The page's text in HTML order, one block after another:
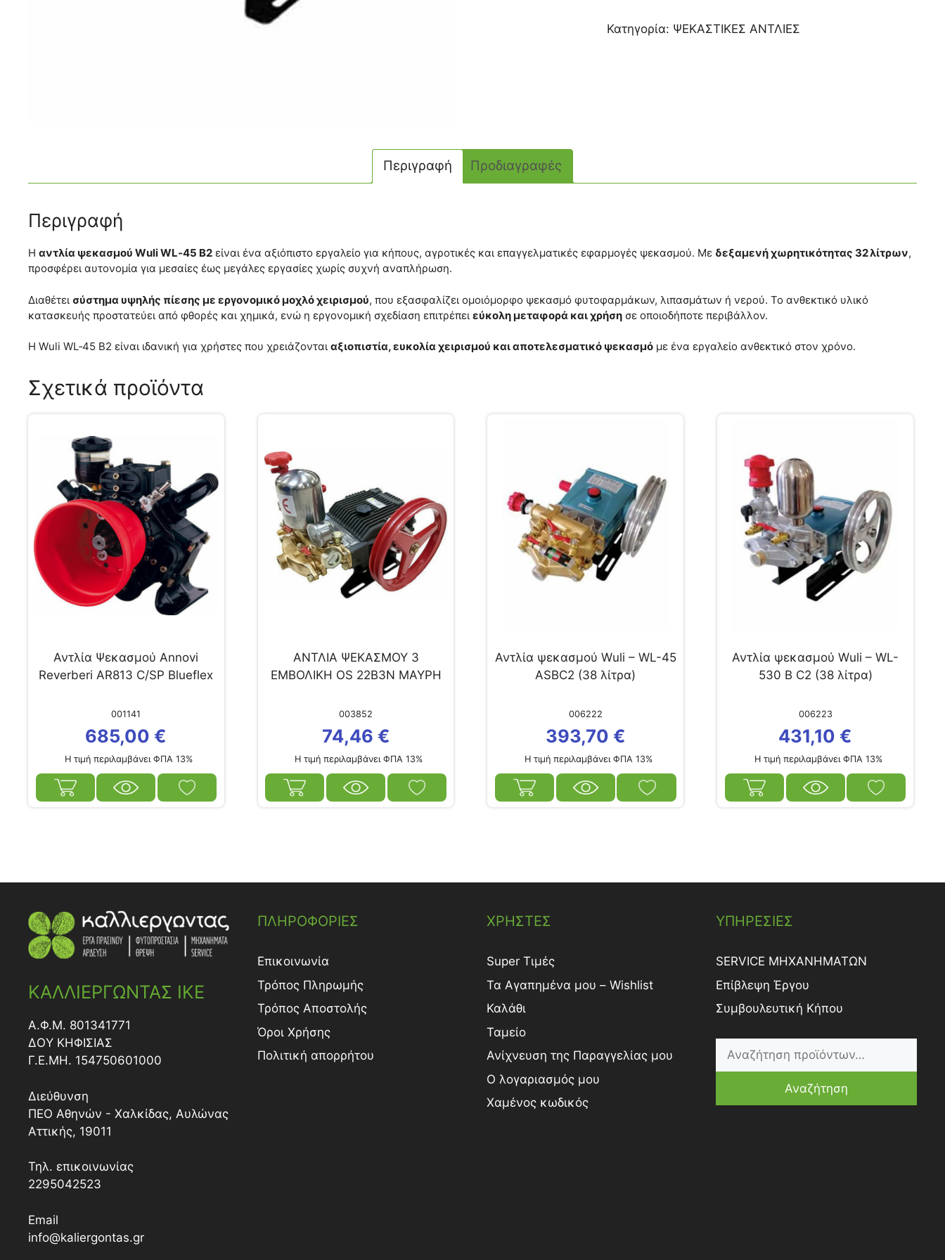
Κατηγορία: ΨΕΚΑΣΤΙΚΕΣ ΑΝΤΛΙΕΣ
Περιγραφή Προδιαγραφές
Περιγραφή
Η αντλία ψεκασμού Wuli WL‑45 B2 είναι ένα αξιόπιστο εργαλείο για κήπους, αγροτικές και επαγγελματικές εφαρμογές ψεκασμού. Με δεξαμενή χωρητικότητας 32 λίτρων,
προσφέρει αυτονομία για μεσαίες έως μεγάλες εργασίες χωρίς συχνή αναπλήρωση.
Διαθέτει σύστημα υψηλής πίεσης με εργονομικό μοχλό χειρισμού, που εξασφαλίζει ομοιόμορφο ψεκασμό φυτοφαρμάκων, λιπασμάτων ή νερού. Το ανθεκτικό υλικό
κατασκευής προστατεύει από φθορές και χημικά, ενώ η εργονομική σχεδίαση επιτρέπει εύκολη μεταφορά και χρήση σε οποιοδήποτε περιβάλλον.
Η Wuli WL‑45 B2 είναι ιδανική για χρήστες που χρειάζονται αξιοπιστία, ευκολία χειρισμού και αποτελεσματικό ψεκασμό με ένα εργαλείο ανθεκτικό στον χρόνο.
Σχετικά προϊόντα
Αντλία Ψεκασμού Annovi
Reverberi AR813 C/SP Blueflex
001141
685,00 €
Η τιμή περιλαμβάνει ΦΠΑ 13%
ΑΝΤΛΙΑ ΨΕΚΑΣΜΟΥ 3
ΕΜΒΟΛΙΚΗ OS 22B3N ΜΑΥΡΗ
003852
74,46 €
Η τιμή περιλαμβάνει ΦΠΑ 13%
Αντλία ψεκασμού Wuli – WL-45
ASBC2 (38 λίτρα)
006222
393,70 €
Η τιμή περιλαμβάνει ΦΠΑ 13%
Αντλία ψεκασμού Wuli – WL-
530 B C2 (38 λίτρα)
006223
431,10 €
Η τιμή περιλαμβάνει ΦΠΑ 13%
ΚΑΛΛΙΕΡΓΩΝΤΑΣ ΙΚΕ
Α.Φ.Μ. 801341771
ΔΟY ΚΗΦΙΣΙΑΣ
Γ.Ε.ΜΗ. 154750601000
Διεύθυνση
ΠΕΟ Αθηνών - Χαλκίδας, Αυλώνας
Αττικής, 19011
Τηλ. επικοινωνίας
2295042523
Email
info@kaliergontas.gr
ΠΛΗΡΟΦΟΡΙΕΣ
Επικοινωνία
Τρόπος Πληρωμής
Τρόπος Aποστολής
Όροι Χρήσης
Πολιτική απορρήτου
ΧΡΗΣΤΕΣ
Super Τιμές
Τα Αγαπημένα μου – Wishlist
Καλάθι
Ταμείο
Ανίχνευση της Παραγγελίας μου
Ο λογαριασμός μου
Χαμένος κωδικός
ΥΠΗΡΕΣΙΕΣ
SERVICE ΜΗΧΑΝΗΜΑΤΩΝ
Επίβλεψη Έργου
Συμβουλευτική Κήπου
Αναζήτηση